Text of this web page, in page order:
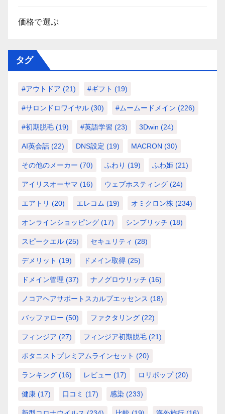
価格で選ぶ
タグ
#アウトドア (21) #ギフト (19)
#サロンドロワイヤル (30) #ムームードメイン (226)
#初期脱毛 (19) #英語学習 (23) 3Dwin (24)
AI英会話 (22) DNS設定 (19) MACRON (30)
その他のメーカー (70) ふわり (19) ふわ姫 (21)
アイリスオーヤマ (16) ウェブホスティング (24)
エアトリ (20) エレコム (19) オミクロン株 (234)
オンラインショッピング (17) シンプリッチ (18)
スピークエル (25) セキュリティ (28)
デメリット (19) ドメイン取得 (25)
ドメイン管理 (37) ナノグロウリッチ (16)
ノコアヘアサポートスカルプエッセンス (18)
バッファロー (50) ファクタリング (22)
フィンジア (27) フィンジア初期脱毛 (21)
ボタニストプレミアムラインセット (20)
ランキング (16) レビュー (17) ロリポップ(20)
健康 (17) 口コミ (17) 感染 (233)